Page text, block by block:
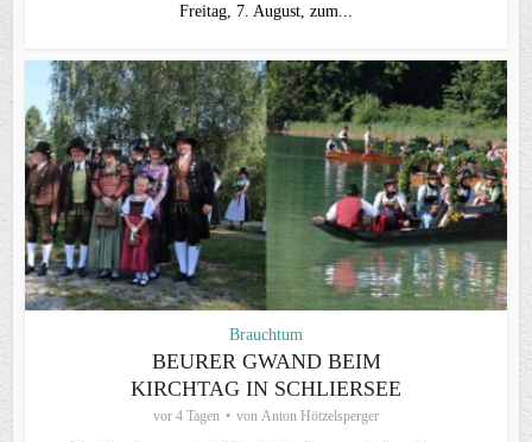
Freitag, 7. August, zum...
Brauchtum
BEURER GWAND BEIM
KIRCHTAG IN SCHLIERSEE
vor 4 Tagen von Anton Hötzelsperger